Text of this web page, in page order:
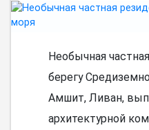
Необычная
берегу
Амшит, Ливан,
архитектурной